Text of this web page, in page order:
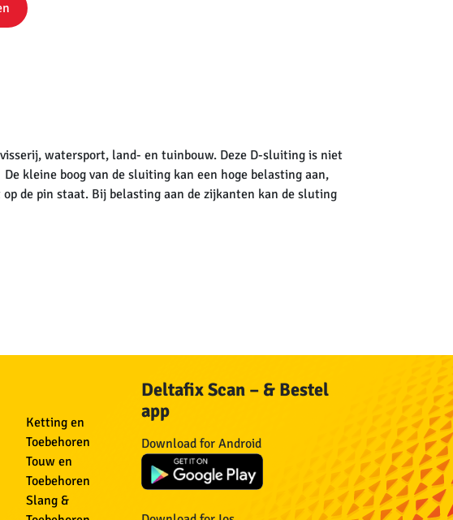
watersport, land- en tuinbouw. Deze D-sluiting is niet
kleine boog van de sluiting kan een hoge belasting aan,
de pin staat. Bij belasting aan de zijkanten kan de sluting
Ketting en
Toebehoren
Touw en
Toebehoren
Slang &
Deltafix Scan – & Bestel
app
Download for Android